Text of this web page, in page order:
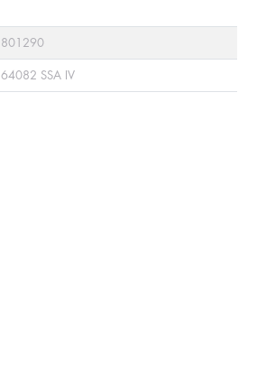
801290
64082 SSA IV